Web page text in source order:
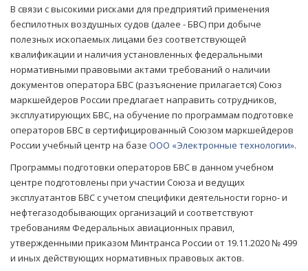
В связи с высокими рисками для предприятий применения
беспилотных воздушных судов (далее - БВС) при добыче
полезных ископаемых лицами без соответствующей
квалификации и наличия установленных федеральными
нормативными правовыми актами требований о наличии
документов оператора БВС (разъяснение прилагается) Союз
маркшейдеров России предлагает направить сотрудников,
эксплуатирующих БВС, на обучение по программам подготовке
операторов БВС в сертифицированный Союзом маркшейдеров
России учебный центр на базе ООО «Электронные технологии».
Программы подготовки операторов БВС в данном учебном
центре подготовлены при участии Союза и ведущих
эксплуатантов БВС с учетом специфики деятельности горно- и
нефтегазодобывающих организаций и соответствуют
требованиям Федеральных авиационных правил,
утвержденными приказом Минтранса России от 19.11.2020 № 499
и иных действующих нормативных правовых актов.